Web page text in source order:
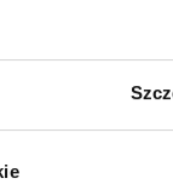
212 x 8 cm